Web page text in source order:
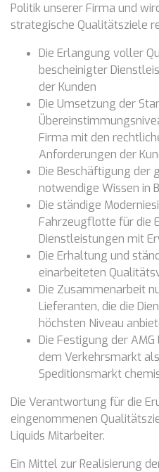
Politik unserer Firma und
strategische Qualitätsziele
Die Erlangung voller
bescheinigter
der Kunden
Die Umsetzung der
Firma mit den
Anforderungen der
Die Beschäftigung der
notwendige Wissen in
Die ständige
Fahrzeugflotte für die
Dienstleistungen mit
Die Erhaltung und
einarbeiteten
Die Zusammenarbeit
Lieferanten, die die
höchsten Niveau
Die Festigung der
dem Verkehrsmarkt
Speditionsmarkt
Die Verantwortung für die
eingenommenen
Liquids Mitarbeiter.
Ein Mittel zur Realisierung